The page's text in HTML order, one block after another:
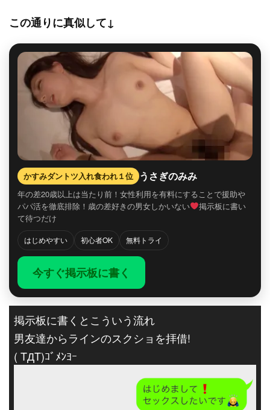
この通りに真似して↓
かすみダントツ入れ食われ１位 うさぎのみみ
年の差20歳以上は当たり前！女性利用を有料にすることで援助や
パパ活を徹底排除！歳の差好きの男女しかいない
掲示板に書い
て待つだけ
はじめやすい 初心者OK 無料トライ
今すぐ掲示板に書く
掲示板に書くとこういう流れ
男友達からラインのスクショを拝借!
( TДT)ｺﾞﾒﾝﾖｰ